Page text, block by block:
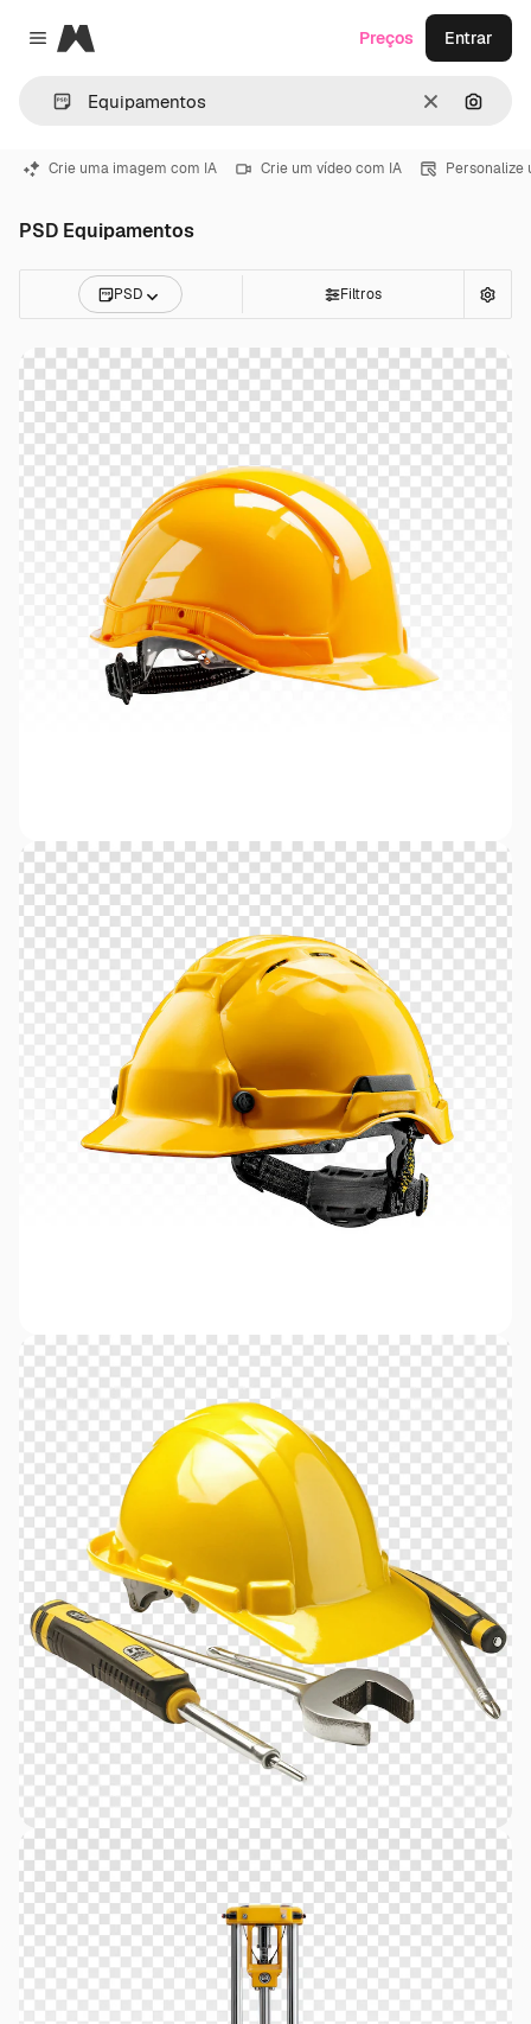
Close menu
Magnific
Limpar
Preços Entrar
Crie uma imagem com IA Crie um vídeo com IA Personalize
PSD Equipamentos
PSD Filtros